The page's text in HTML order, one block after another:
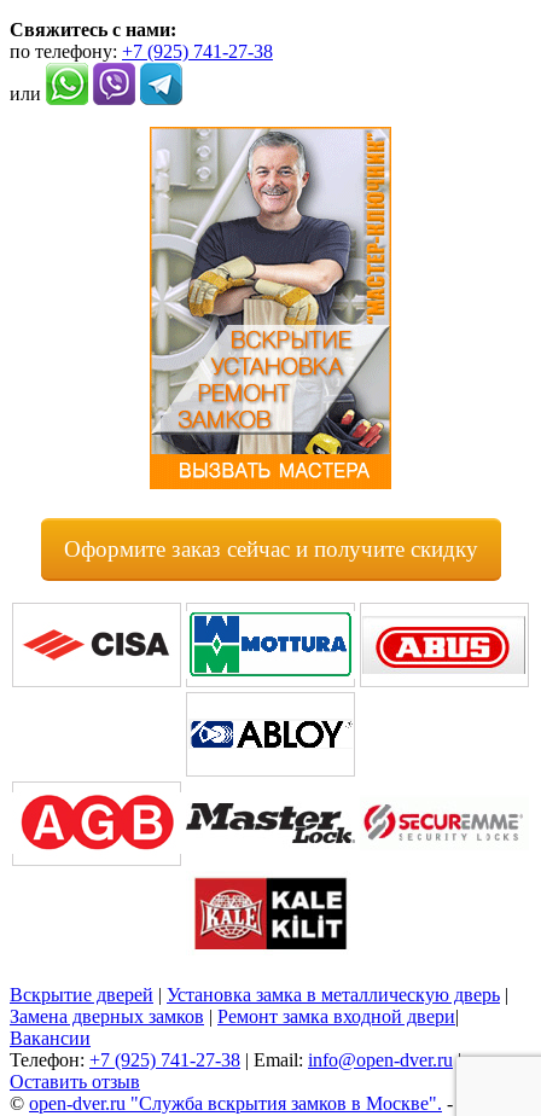
Свяжитесь с нами:
по телефону: +7 (925) 741-27-38
или
Оформите заказ сейчас и получите скидку
Вскрытие дверей | Установка замка в металлическую дверь |
Замена дверных замков | Ремонт замка входной двери|
Вакансии
Телефон: +7 (925) 741-27-38 | Email: info@open-dver.ru|
Оставить отзыв
© open-dver.ru "Служба вскрытия замков в Москве". -